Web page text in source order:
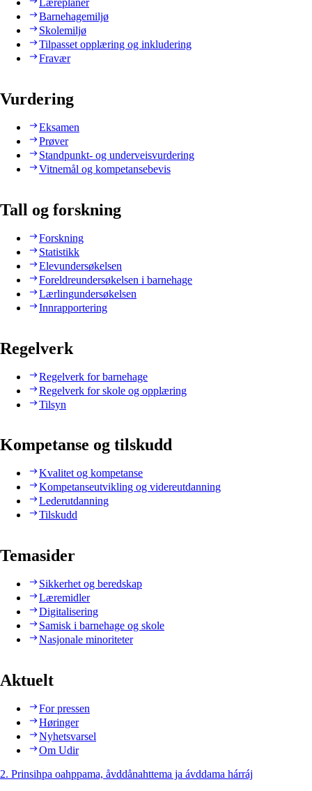
Barnehagemiljø
Skolemiljø
Tilpasset opplæring og inkludering
Fravær
Vurdering
Eksamen
Prøver
Standpunkt- og underveisvurdering
Vitnemål og kompetansebevis
Tall og forskning
Forskning
Statistikk
Elevundersøkelsen
Foreldreundersøkelsen i barnehage
Lærlingundersøkelsen
Innrapportering
Regelverk
Regelverk for barnehage
Regelverk for skole og opplæring
Tilsyn
Kompetanse og tilskudd
Kvalitet og kompetanse
Kompetanseutvikling og videreutdanning
Lederutdanning
Tilskudd
Temasider
Sikkerhet og beredskap
Læremidler
Digitalisering
Samisk i barnehage og skole
Nasjonale minoriteter
Aktuelt
For pressen
Høringer
Nyhetsvarsel
Om Udir
2. Prinsihpa oahppama, åvddånahttema ja ávddama hárráj